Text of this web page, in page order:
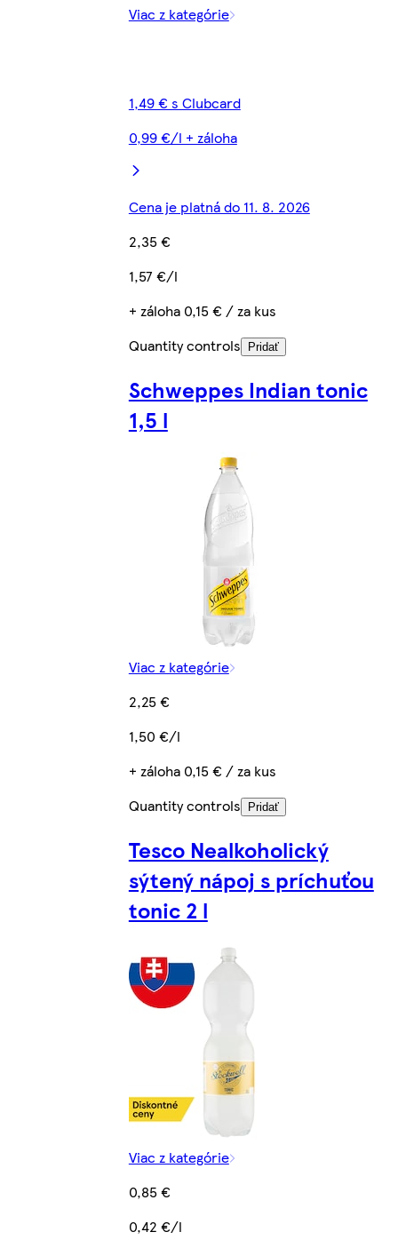
Viac z kategórie
1,49 € s Clubcard
0,99 €/l + záloha
Cena je platná do 11. 8. 2026
2,35 €
1,57 €/l
+ záloha 0,15 € / za kus
Quantity controls
Pridať
Schweppes Indian tonic
1,5 l
Viac z kategórie
2,25 €
1,50 €/l
+ záloha 0,15 € / za kus
Quantity controls
Pridať
Tesco Nealkoholický
sýtený nápoj s príchuťou
tonic 2 l
Viac z kategórie
0,85 €
0,42 €/l